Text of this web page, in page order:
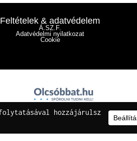
Feltételek & adatvédelem
Á.SZ.F.
Adatvédelmi nyilatkozat
Cookie